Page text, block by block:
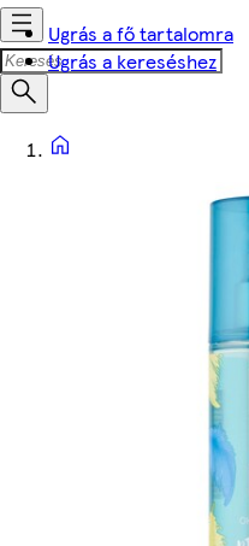
Ugrás a fő tartalomra
Ugrás a kereséshez